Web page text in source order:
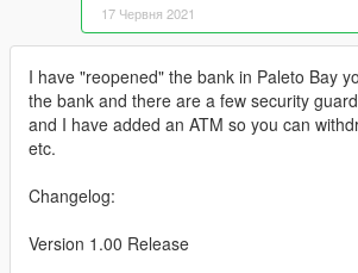
17 Червня 2021
I have "reopened" the bank in Paleto Bay
the bank and there are a few security
and I have added an ATM so you can
etc.
Changelog:
Version 1.00 Release